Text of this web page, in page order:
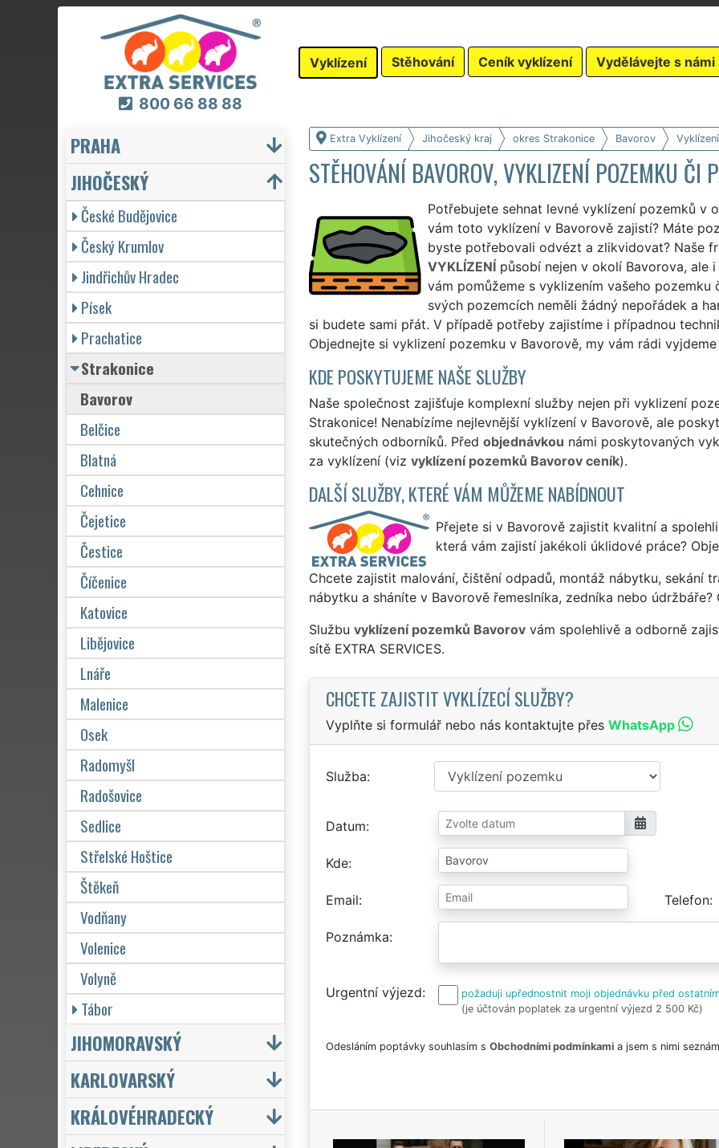
800 66 88 88
Vyklízení Stěhování Ceník vyklízení Vydělávejte s námi
Extra Vyklízení Jihočeský kraj okres Strakonice Bavorov
STĚHOVÁNÍ BAVOROV, VYKLIZENÍ POZEMKU ČI
Potřebujete sehnat levné vyklízení pozemků v
vám toto vyklízení v Bavorově zajistí? Máte
byste potřebovali odvézt a zlikvidovat? Naše
VYKLÍZENÍpůsobí nejen v okolí Bavorova, ale
vám pomůžeme s vyklizením vašeho
svých pozemcích neměli žádný nepořádek a
si budete sami přát. V případě potřeby zajistíme i případnou
Objednejte si vyklizení pozemku v Bavorově, my vám rádi
KDE POSKYTUJEME NAŠE SLUŽBY
Naše společnost zajišťuje komplexní služby nejen při vyklizení
Strakonice! Nenabízíme nejlevnější vyklízení v Bavorově, ale
skutečných odborníků. Před objednávkou námi poskytovaných
za vyklízení (viz vyklízení pozemků Bavorov ceník).
DALŠÍ SLUŽBY, KTERÉ VÁM MŮŽEME NABÍDNOUT
Přejete si v Bavorově zajistit kvalitní a
která vám zajistí jakékoli úklidové práce?
Chcete zajistit malování, čištění odpadů, montáž nábytku, sekání
nábytku a sháníte v Bavorově řemeslníka, zedníka nebo údržbáře?
Službu vyklízení pozemků Bavorovvám spolehlivě a odborně
sítě EXTRA SERVICES.
CHCETE ZAJISTIT VYKLÍZECÍ SLUŽBY?
Vyplňte si formulář nebo nás kontaktujte přes WhatsApp
Služba
Datum
Kde
Email Telefon
Poznámka
Urgentní výjezd
požaduji upřednostnit moji objednávku před
(je účtován poplatek za urgentní výjezd 2 500 Kč)
Odesláním poptávky souhlasím s Obchodními podmínkamia jsem s nimi
PRAHA
JIHOČESKÝ
České Budějovice
Český Krumlov
Jindřichův Hradec
Písek
Prachatice
Strakonice
Bavorov
Belčice
Blatná
Cehnice
Čejetice
Čestice
Číčenice
Katovice
Libějovice
Lnáře
Malenice
Osek
Radomyšl
Radošovice
Sedlice
Střelské Hoštice
Štěkeň
Vodňany
Volenice
Volyně
Tábor
JIHOMORAVSKÝ
KARLOVARSKÝ
KRÁLOVÉHRADECKÝ